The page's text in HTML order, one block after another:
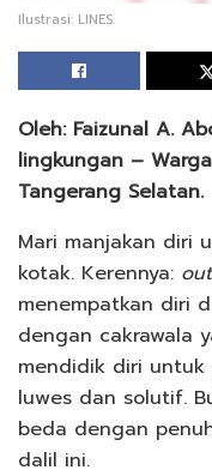
Ilustrasi: LINES.
Oleh: Faizunal A.
lingkungan –
Tangerang Selatan.
Mari manjakan diri
kotak. Kerennya:
menempatkan diri
dengan cakrawala
mendidik diri untuk
luwes dan solutif.
beda dengan
dalil ini.